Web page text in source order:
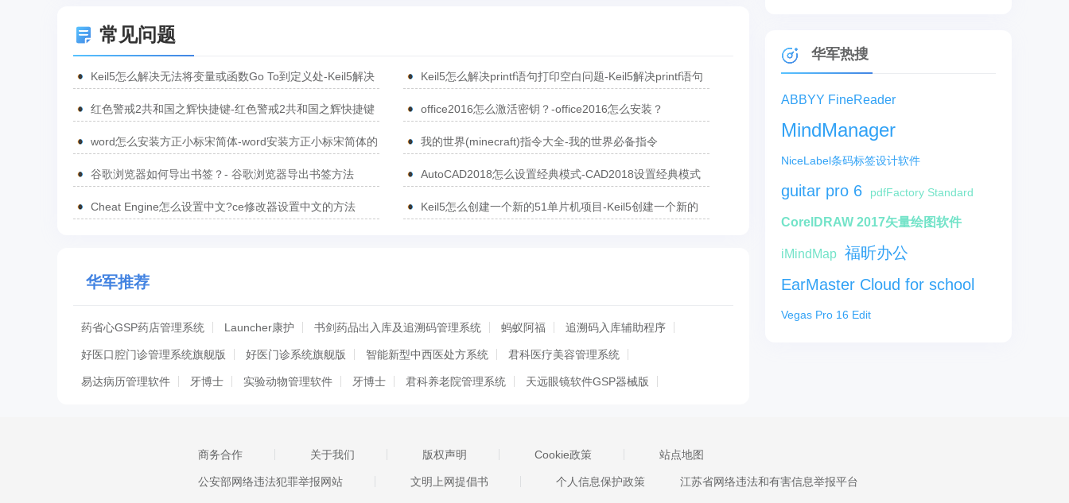
常见问题
Keil5怎么解决无法将变量或函数Go To到定义处-Keil5解决
Keil5怎么解决printf语句打印空白问题-Keil5解决printf语句
红色警戒2共和国之辉快捷键-红色警戒2共和国之辉快捷键
office2016怎么激活密钥？-office2016怎么安装？
word怎么安装方正小标宋简体-word安装方正小标宋简体的
我的世界(minecraft)指令大全-我的世界必备指令
谷歌浏览器如何导出书签？- 谷歌浏览器导出书签方法
AutoCAD2018怎么设置经典模式-CAD2018设置经典模式
Cheat Engine怎么设置中文?ce修改器设置中文的方法
Keil5怎么创建一个新的51单片机项目-Keil5创建一个新的
华军推荐
药省心GSP药店管理系统 Launcher康护 书剑药品出入库及追溯码管理系统 蚂蚁阿福 追溯码入库辅助程序
好医口腔门诊管理系统旗舰版 好医门诊系统旗舰版 智能新型中西医处方系统 君科医疗美容管理系统
易达病历管理软件 牙博士 实验动物管理软件 牙博士 君科养老院管理系统 天远眼镜软件GSP器械版
智能新型病历病案管理系统 医学教育网 MicroDicom 甘肃基层卫生基层管理平台 病历自动生成助手
国家卫生计生统计直报系统 多宝视训练系统 上海岁荣-临床专科病例收集与科研系统 宏达医疗器械管理系统 专业版
华军热搜
ABBYY FineReader
MindManager
NiceLabel条码标签设计软件
guitar pro 6 pdfFactory Standard
CorelDRAW 2017矢量绘图软件
iMindMap 福昕办公
EarMaster Cloud for school
Vegas Pro 16 Edit
商务合作 关于我们 版权声明 Cookie政策 站点地图
公安部网络违法犯罪举报网站 文明上网提倡书 个人信息保护政策 江苏省网络违法和有害信息举报平台